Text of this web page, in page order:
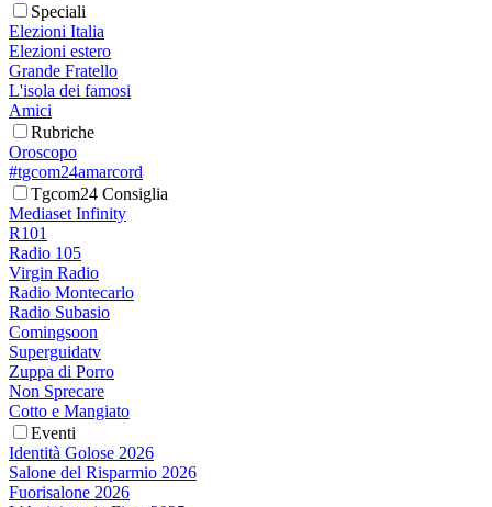
Speciali
Elezioni Italia
Elezioni estero
Grande Fratello
L'isola dei famosi
Amici
Rubriche
Oroscopo
#tgcom24amarcord
Tgcom24 Consiglia
Mediaset Infinity
R101
Radio 105
Virgin Radio
Radio Montecarlo
Radio Subasio
Comingsoon
Superguidatv
Zuppa di Porro
Non Sprecare
Cotto e Mangiato
Eventi
Identità Golose 2026
Salone del Risparmio 2026
Fuorisalone 2026